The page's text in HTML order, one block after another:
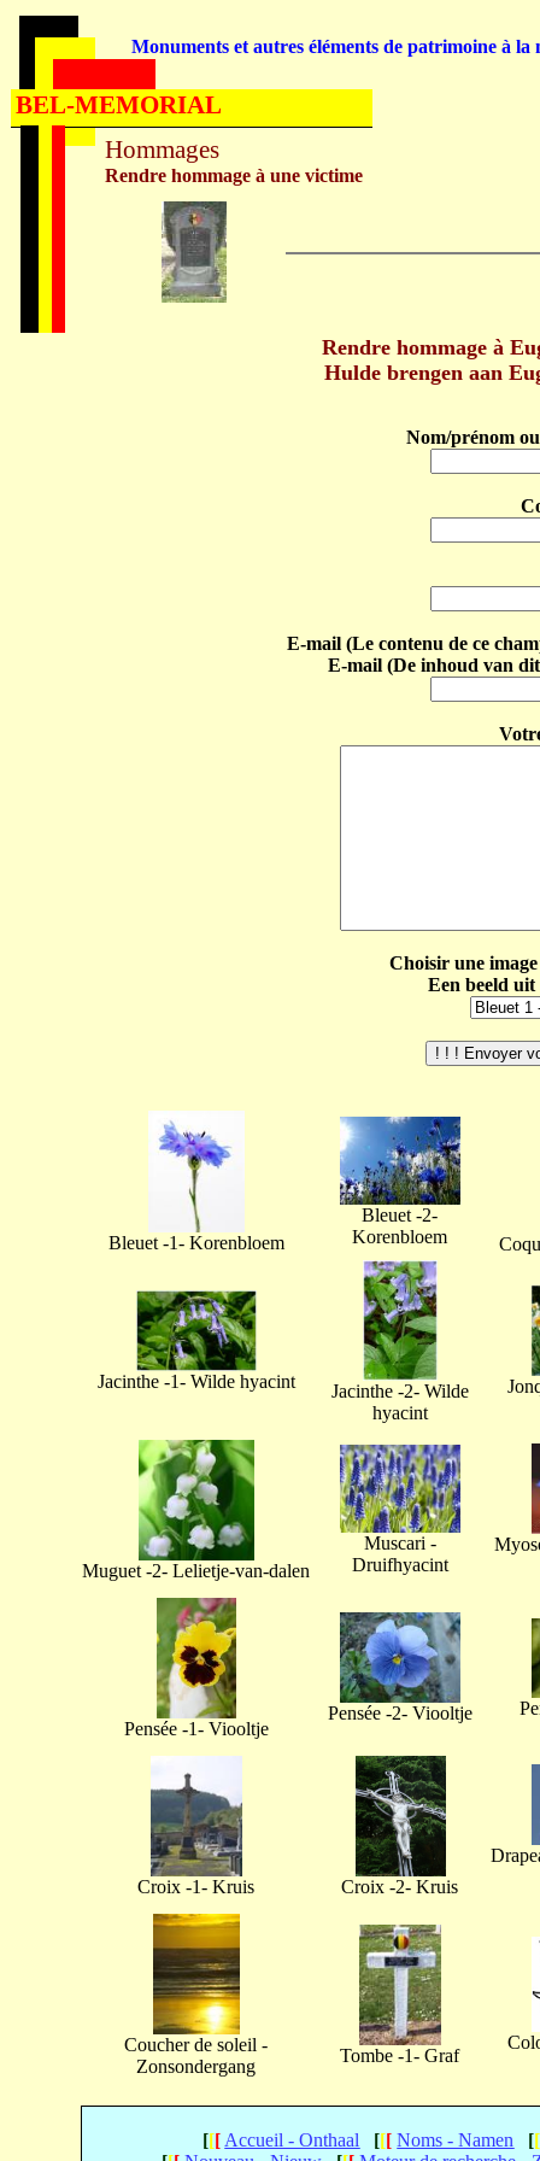
Rendre hommage à
Hulde brengen aan
Nom/prénom
E-mail (Le contenu de ce
E-mail (De inhoud van
Choisir une
Een beeld
Bleuet -1- Korenbloem
Bleuet -2-
Korenbloem
Jacinthe -1- Wilde hyacint
Jacinthe -2- Wilde
hyacint
Muguet -2- Lelietje-van-dalen
Muscari -
Druifhyacint
Pensée -1- Viooltje
Pensée -2- Viooltje
Croix -1- Kruis Croix -2- Kruis
Coucher de soleil -
Zonsondergang
Tombe -1- Graf
[[[ Accueil - Onthaal [[[ Noms - Namen [[
Hommages
Rendre hommage à une victime
Monuments et autres éléments de patrimoine à la
BEL-MEMORIAL